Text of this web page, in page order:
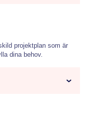
projektplan som är
dina behov.